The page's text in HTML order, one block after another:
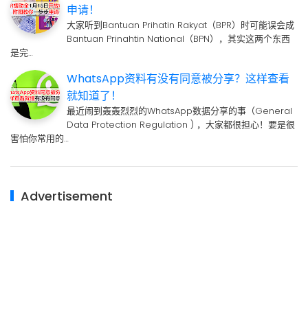
申请！
大家听到Bantuan Prihatin Rakyat（BPR）时可能误会成
Bantuan Prinahtin National（BPN），其实这两个东西
是完…
WhatsApp资料有没有同意被分享？这样查看
就知道了！
最近闹到轰轰烈烈的WhatsApp数据分享的事（General
Data Protection Regulation ) ，大家都很担心！要是很
害怕你常用的…
Advertisement